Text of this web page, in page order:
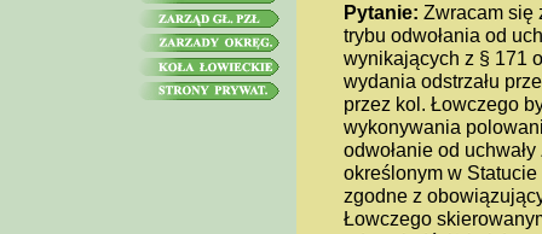
Pytanie: Zwracam się
trybu odwołania od
wynikających z § 171
wydania odstrzału
przez kol. Łowczego
wykonywania
odwołanie od
określonym w
zgodne z
Łowczego